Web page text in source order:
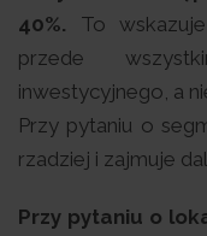
40%. To
przede
inwestycyjnego, a
Przy pytaniu o
rzadziej i zajmuje
Przy pytaniu o